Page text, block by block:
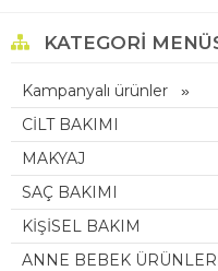
KATEGORI
Kampanyalı ürünler
CİLT BAKIMI
MAKYAJ
SAÇ BAKIMI
KİŞİSEL BAKIM
ANNE BEBEK